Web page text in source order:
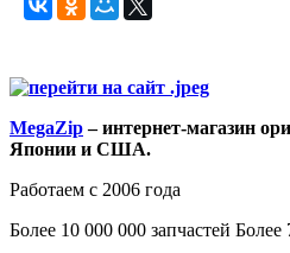
MegaZip– интернет-магазин
Японии и США.
Работаем с 2006 года
Более 10 000 000 запчастей